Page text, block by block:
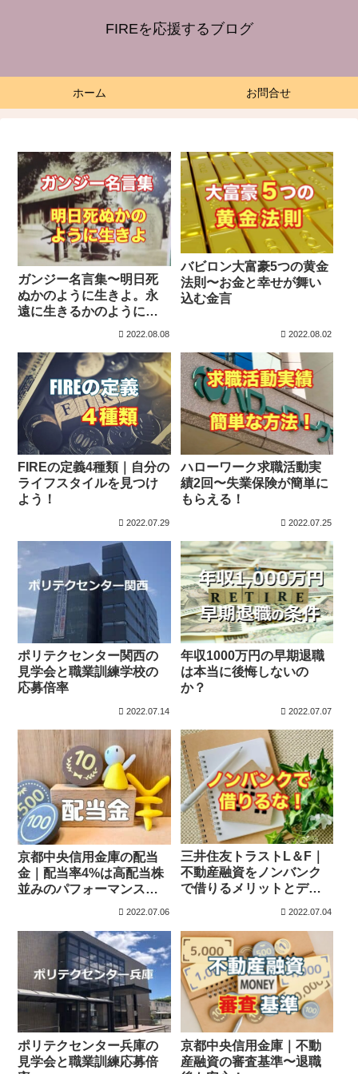
FIREを応援するブログ
ホーム お問合せ
ガンジー名言集〜明日死
ぬかのように生きよ。永
遠に生きるかのように学
2022.08.08
バビロン大富豪5つの黄金
法則〜お金と幸せが舞い
込む金言
2022.08.02
FIREの定義4種類｜自分の
ライフスタイルを見つけ
よう！
2022.07.29
ハローワーク求職活動実
績2回〜失業保険が簡単に
もらえる！
2022.07.25
ポリテクセンター関西の
見学会と職業訓練学校の
応募倍率
2022.07.14
年収1000万円の早期退職
は本当に後悔しないの
か？
2022.07.07
京都中央信用金庫の配当
金｜配当率4%は高配当株
並みのパフォーマンス
2022.07.06
三井住友トラストL＆F｜
不動産融資をノンバンク
で借りるメリットとデメ
2022.07.04
ポリテクセンター兵庫の
見学会と職業訓練応募倍
京都中央信用金庫｜不動
産融資の審査基準〜退職